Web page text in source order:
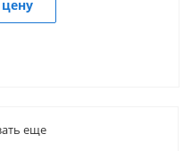
еще